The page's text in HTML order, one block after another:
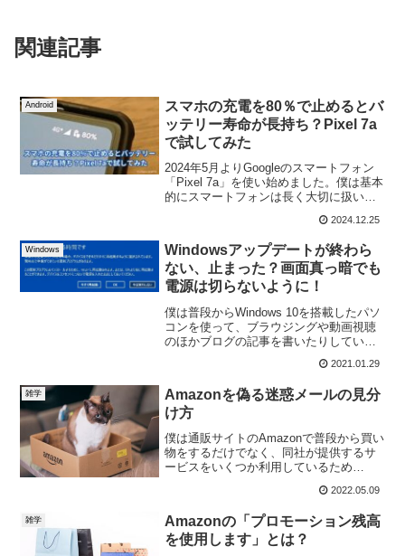
関連記事
Android
スマホの充電を80％で止めるとバ
ッテリー寿命が長持ち？Pixel 7a
で試してみた
2024年5月よりGoogleのスマートフォン
「Pixel 7a」を使い始めました。僕は基本
的にスマートフォンは長く大切に扱いた
2024.12.25
Windows
Windowsアップデートが終わら
ない、止まった？画面真っ暗でも
電源は切らないように！
僕は普段からWindows 10を搭載したパソ
コンを使って、ブラウジングや動画視聴
のほかブログの記事を書いたりしていま
2021.01.29
雑学
Amazonを偽る迷惑メールの見分
け方
僕は通販サイトのAmazonで普段から買い
物をするだけでなく、同社が提供するサ
ービスをいくつか利用しているため
2022.05.09
雑学
Amazonの「プロモーション残高
を使用します」とは？